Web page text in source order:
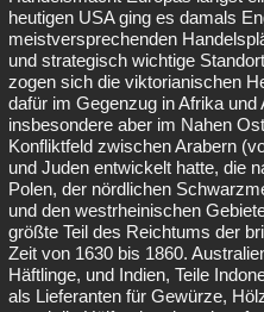
heutigen USA ging es damals
meistversprechenden
und strategisch wichtige
zogen sich die viktorianischen
dafür im Gegenzug in Afrika und
insbesondere aber im Nahen
Konfliktfeld zwischen Arabern
und Juden entwickelt hatte, die
Polen, der nördlichen
und den westrheinischen
größte Teil des Reichtums der
Zeit von 1630 bis 1860.
Häftlinge, und Indien, Teile
als Lieferanten für Gewürze,